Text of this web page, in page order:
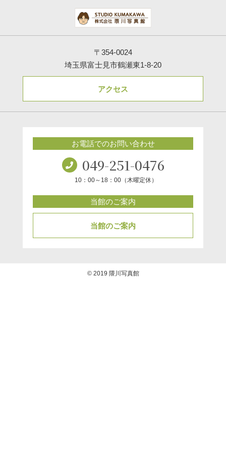
〒354-0024
埼玉県富士見市鶴瀬東1-8-20
アクセス
お電話でのお問い合わせ
049-251-0476
10：00～18：00（木曜定休）
当館のご案内
当館のご案内
© 2019 隈川写真館